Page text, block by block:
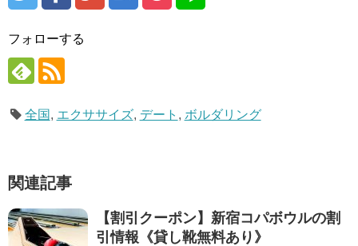
フォローする
全国 , エクササイズ, デート , ボルダリング
関連記事
【割引クーポン】新宿コパボウルの割
引情報《貸し靴無料あり》